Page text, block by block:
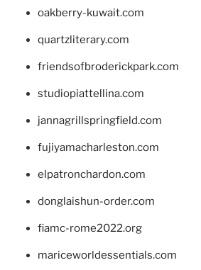
oakberry-kuwait.com
quartzliterary.com
friendsofbroderickpark.com
studiopiattellina.com
jannagrillspringfield.com
fujiyamacharleston.com
elpatronchardon.com
donglaishun-order.com
fiamc-rome2022.org
mariceworldessentials.com